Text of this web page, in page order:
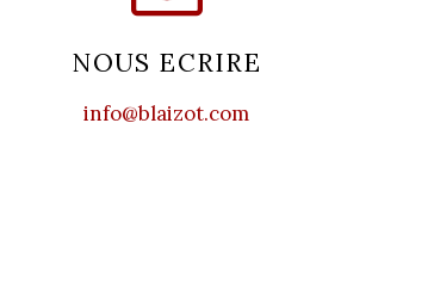
NOUS ECRIRE
info@blaizot.com